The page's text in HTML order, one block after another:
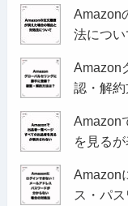
Amazon
法につい
Amazon
認・解約
Amazon
を見る
Amazon
ス・パ